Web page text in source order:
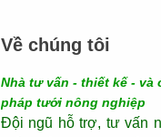
Về chúng tôi
Nhà tư vấn - thiết kế - và
pháp tưới nông nghiệp
Đội ngũ hỗ trợ, tư vấn